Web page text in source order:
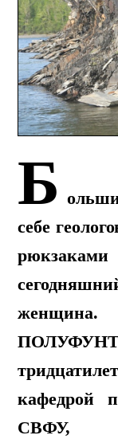
Б
себе
кафедрой
СВФУ,